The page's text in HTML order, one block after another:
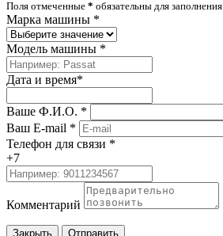
Поля отмеченные * обязательны для заполнения.
Марка машины *
Модель машины *
Дата и время*
Ваше Ф.И.О. *
Ваш E-mail *
Телефон для связи *
+7
Комментарий
Закрыть Отправить